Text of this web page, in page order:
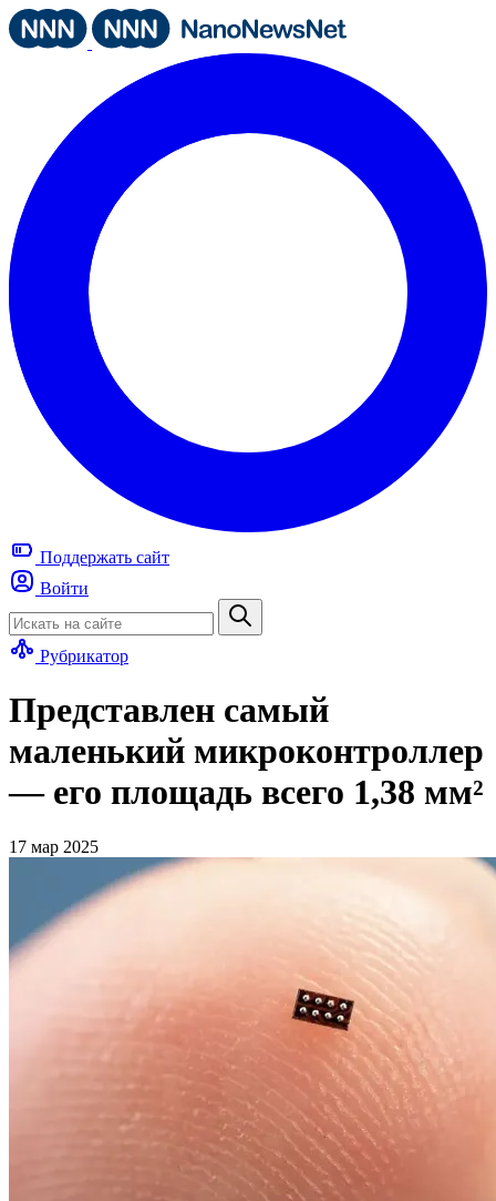
Поддержать сайт
Войти
Рубрикатор
Представлен самый
маленький микроконтроллер
— его площадь всего 1,38 мм²
17 мар 2025